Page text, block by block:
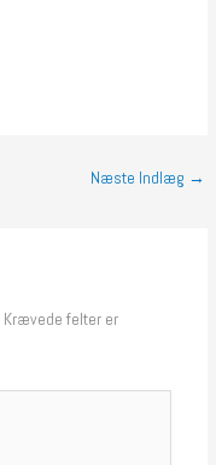
Næste Indlæg →
Krævede felter er